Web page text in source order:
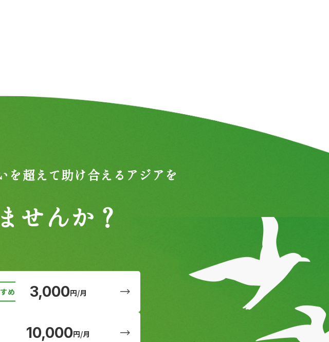
を超えて助け合えるアジアを
せんか？
3,000円/月
10,000円/月